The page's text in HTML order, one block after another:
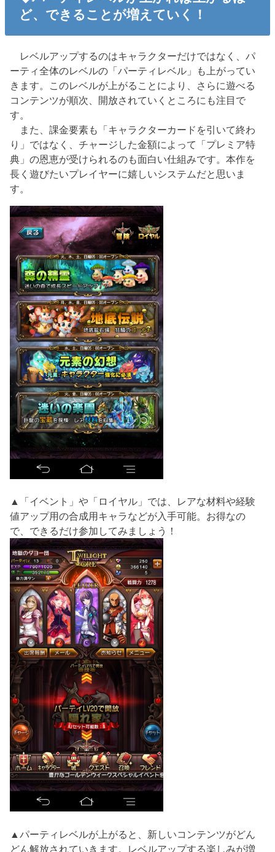
ど、できることが増えていく！
レベルアップするのはキャラクターだけではなく、パ
ーティ全体のレベルの「パーティレベル」も上がってい
きます。このレベルが上がることにより、さらに遊べる
コンテンツが順次、開放されていくところにも注目で
す。
また、課金要素も「キャラクターカードを引いて終わ
り」ではなく、チャージした金額によって「プレミア特
典」の恩恵が受けられるのも面白い仕組みです。本作を
長く遊びたいプレイヤーに嬉しいシステムだと思いま
す。
▲「イベント」や「ロイヤル」では、レアな材料や経験
値アップ用の合成用キャラなどが入手可能。お得なの
で、できるだけ参加してみましょう！
▲パーティレベルが上がると、新しいコンテンツがどん
どん解放されていきます。レベルアップする楽しみが増